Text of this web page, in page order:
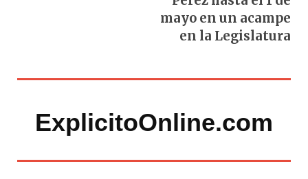
mayo en un acampe
en la Legislatura
ExplicitoOnline.com